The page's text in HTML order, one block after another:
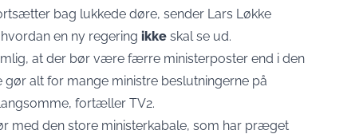
bag lukkede døre, sender Lars Løkke
en ny regering ikke skal se ud.
at der bør være færre ministerposter end i den
alt for mange ministre beslutningerne på
fortæller TV2.
med den store ministerkabale, som har præget